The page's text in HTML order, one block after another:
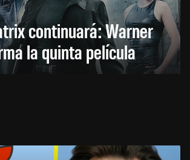
continuará: Warner
la quinta película